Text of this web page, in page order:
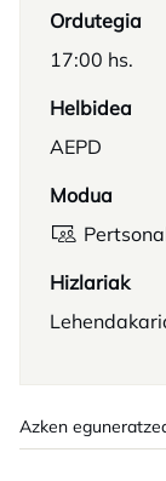
Ordutegia
17:00 hs.
Helbidea
AEPD
Modua
Hizlariak
Azken